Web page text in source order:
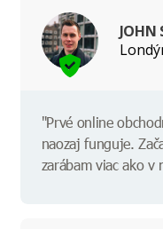
JOHN
"Prvé online
naozaj funguje.
zarábam viac ako v